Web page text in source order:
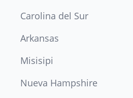
Carolina del Sur
Arkansas
Misisipi
Nueva Hampshire